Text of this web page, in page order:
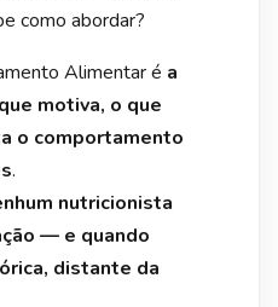
como abordar?
Alimentar é a
motiva, o que
o comportamento
.
nutricionista
— e quando
distante da